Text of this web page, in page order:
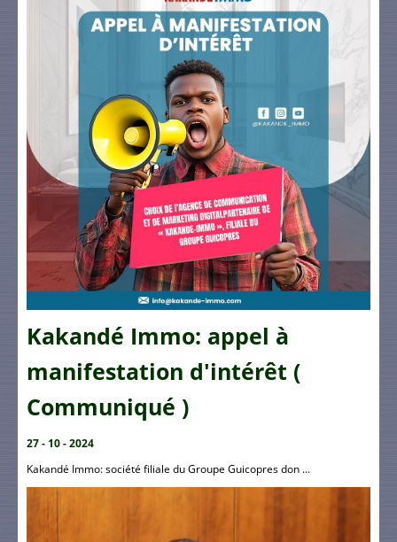
Kakandé Immo: appel à
manifestation d'intérêt (
Communiqué )
27 - 10 - 2024
Kakandé Immo: société filiale du Groupe Guicopres don ...